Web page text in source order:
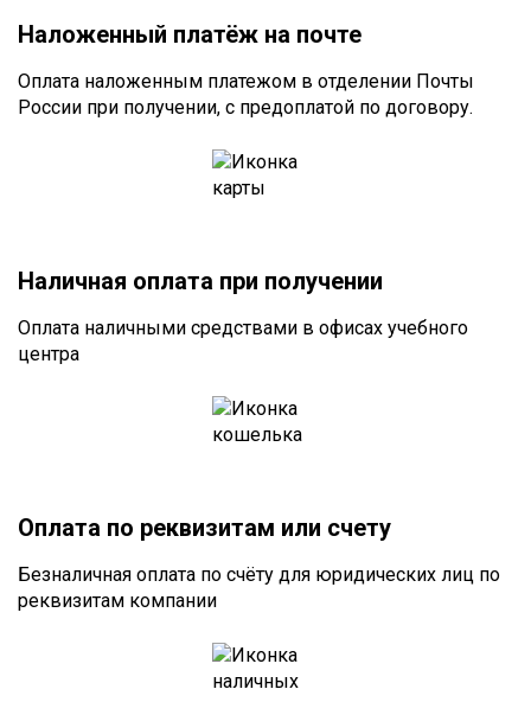
Наложенный платёж на почте
Оплата наложенным платежом в отделении Почты
России при получении, с предоплатой по договору.
Наличная оплата при получении
Оплата наличными средствами в офисах учебного
центра
Оплата по реквизитам или счету
Безналичная оплата по счёту для юридических лиц по
реквизитам компании